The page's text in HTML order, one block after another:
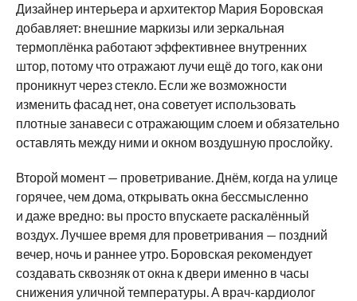
Дизайнер интерьера и архитектор Мария Боровская
добавляет: внешние маркизы или зеркальная
термоплёнка работают эффективнее внутренних
штор, потому что отражают лучи ещё до того, как они
проникнут через стекло. Если же возможности
изменить фасад нет, она советует использовать
плотные занавеси с отражающим слоем и обязательно
оставлять между ними и окном воздушную прослойку.
Второй момент — проветривание. Днём, когда на улице
горячее, чем дома, открывать окна бессмысленно
и даже вредно: вы просто впускаете раскалённый
воздух. Лучшее время для проветривания — поздний
вечер, ночь и раннее утро. Боровская рекомендует
создавать сквозняк от окна к двери именно в часы
снижения уличной температуры. А врач-кардиолог